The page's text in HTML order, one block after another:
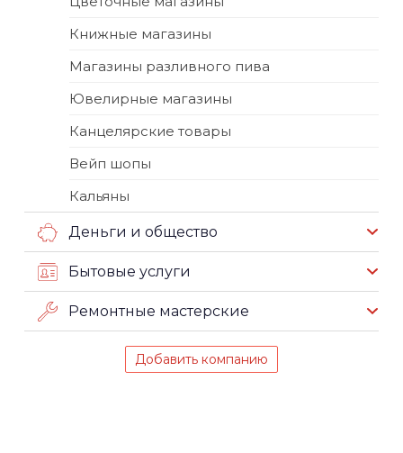
Книжные магазины
Магазины разливного пива
Ювелирные магазины
Канцелярские товары
Вейп шопы
Кальяны
Деньги и общество
Бытовые услуги
Ремонтные мастерские
Добавить компанию